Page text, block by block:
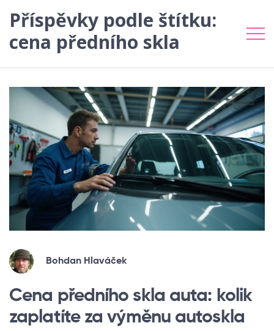
Příspěvky podle štítku:
cena předního skla
Bohdan Hlaváček
Cena předního skla auta: kolik
zaplatíte za výměnu autoskla